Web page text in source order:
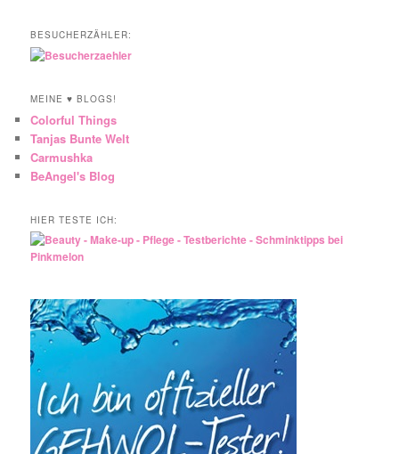
BESUCHERZÄHLER:
MEINE ♥ BLOGS!
Colorful Things
Tanjas Bunte Welt
Carmushka
BeAngel's Blog
HIER TESTE ICH: